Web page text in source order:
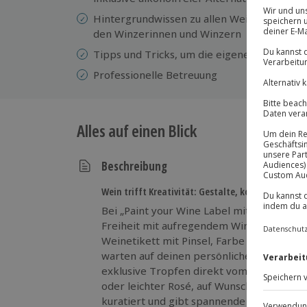
Hintergrundwissen zu allen Weinen sowie
den Winzerinnen und Winzern
Tipps und Tricks, um die eigenen Ideen
Professionelle Betreuung
Alles auf einen Blick
Beschreibung
Wein trifft Kreativität: Gestalte, koste, genieße!
Bei „Paint your Wine Label mit
Freiheit mit aufregendem Wine Tasting.
Weinetikett mit Pinsel, Farbe und
warten auf deinen persönlichen Stil.
exklusive Tropfen direkt vom Winzer –
oder leichter Rosé, auf Wunsch auch
kuratiert und gibt spannende Einblicke